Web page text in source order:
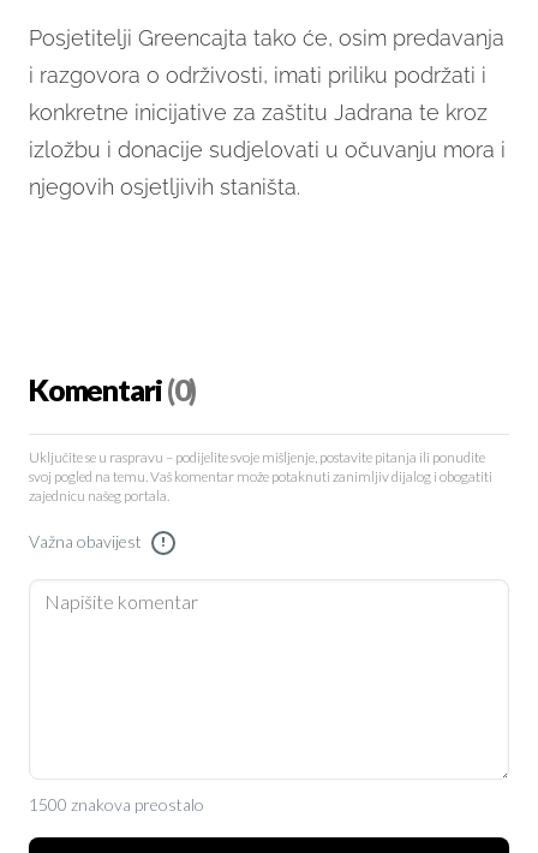
Posjetitelji Greencajta tako će, osim predavanja
i razgovora o održivosti, imati priliku podržati i
konkretne inicijative za zaštitu Jadrana te kroz
izložbu i donacije sudjelovati u očuvanju mora i
njegovih osjetljivih staništa.
Komentari(0)
Uključite se u raspravu – podijelite svoje mišljenje, postavite pitanja ili ponudite
svoj pogled na temu. Vaš komentar može potaknuti zanimljiv dijalog i obogatiti
zajednicu našeg portala.
Važna obavijest !
1500 znakova preostalo